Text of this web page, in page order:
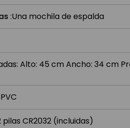
:Una mochila de espalda
Alto: 45 cm Ancho: 34 cm
PVC
pilas CR2032 (incluidas)